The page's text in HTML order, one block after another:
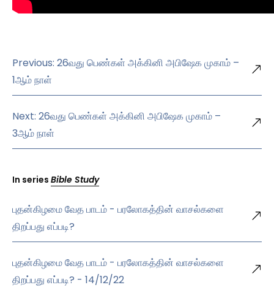
Previous: 26வது பெண்கள் அக்கினி அபிஷேக முகாம் –
1ஆம் நாள்
Next: 26வது பெண்கள் அக்கினி அபிஷேக முகாம் –
3ஆம் நாள்
In series Bible Study
புதன்கிழமை வேத பாடம் - பரலோகத்தின் வாசல்களை
திறப்பது எப்படி?
புதன்கிழமை வேத பாடம் - பரலோகத்தின் வாசல்களை
திறப்பது எப்படி? - 14/12/22